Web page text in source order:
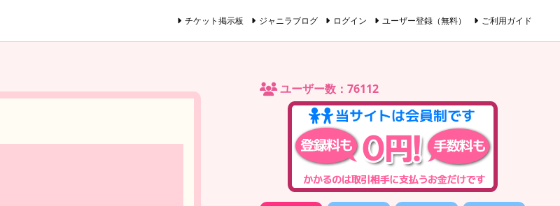
チケット掲示板 ジャニラブログ ログイン ユーザー登録（無料） ご利用ガイド
ユーザー数：76112